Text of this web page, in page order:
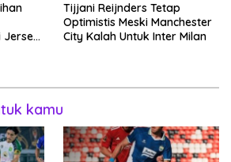
Jersey
Tijjani Reijnders Tetap
Optimistis Meski Manchester
City Kalah Untuk Inter Milan
kamu